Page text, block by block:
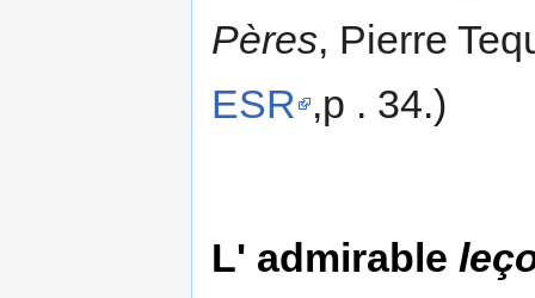
Pères, Pierre
ESR ,p . 34.)
L' admirable